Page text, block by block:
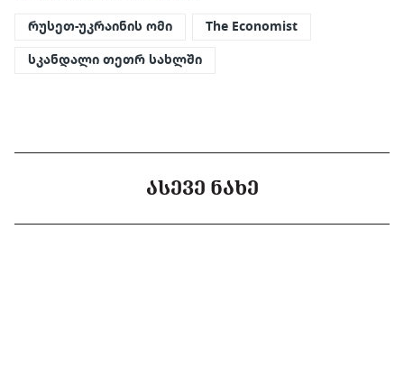
რუსეთ-უკრაინის ომი The Economist
სკანდალი თეთრ სახლში
ᲐᲡᲔᲕᲔ ᲜᲐᲮᲔ